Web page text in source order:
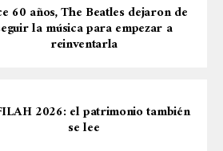
60 años, The Beatles dejaron de
la música para empezar a
reinventarla
2026: el patrimonio también
se lee